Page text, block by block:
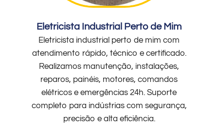
Eletricista Industrial Perto de Mim
Eletricista industrial perto de mim com
atendimento rápido, técnico e certificado.
Realizamos manutenção, instalações,
reparos, painéis, motores, comandos
elétricos e emergências 24h. Suporte
completo para indústrias com segurança,
precisão e alta eficiência.